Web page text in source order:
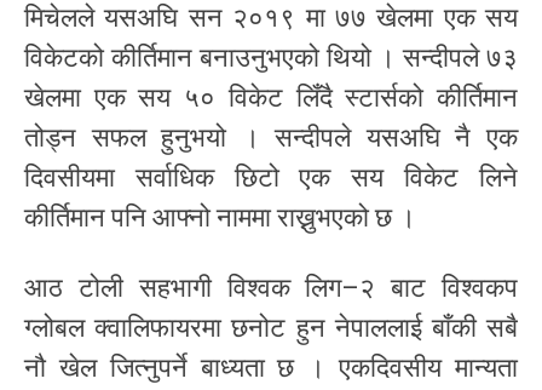
मिचेलले यसअघि सन २०१९ मा ७७ खेलमा एक सय
विकेटको कीर्तिमान बनाउनुभएको थियो । सन्दीपले ७३
खेलमा एक सय ५० विकेट लिँदै स्टार्सको कीर्तिमान
तोड्न सफल हुनुभयो । सन्दीपले यसअघि नै एक
दिवसीयमा सर्वाधिक छिटो एक सय विकेट लिने
कीर्तिमान पनि आफ्नो नाममा राख्नुभएको छ ।
आठ टोली सहभागी विश्वक लिग–२ बाट विश्वकप
ग्लोबल क्वालिफायरमा छनोट हुन नेपाललाई बाँकी सबै
नौ खेल जित्नुपर्ने बाध्यता छ । एकदिवसीय मान्यता